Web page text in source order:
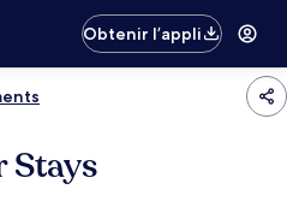
Obtenir l’appli
Stays